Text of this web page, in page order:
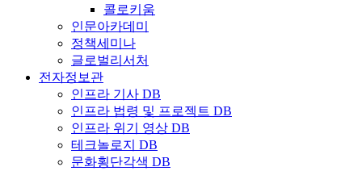
콜로키움
인문아카데미
정책세미나
글로벌리서처
전자정보관
인프라 기사 DB
인프라 법령 및 프로젝트 DB
인프라 위기 영상 DB
테크놀로지 DB
문화횡단각색 DB